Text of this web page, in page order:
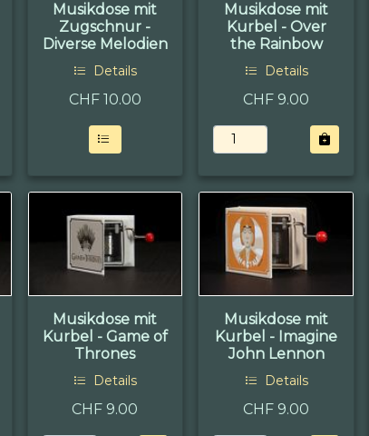
Musikdose mit
Zugschnur -
Diverse Melodien
Details
CHF 10.00
Musikdose mit
Kurbel - Over
the Rainbow
Details
CHF 9.00
Musikdose mit
Kurbel - Game of
Thrones
Details
CHF 9.00
Musikdose mit
Kurbel - Imagine
John Lennon
Details
CHF 9.00